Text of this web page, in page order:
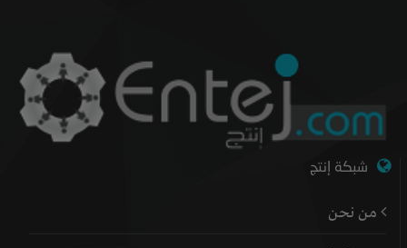
شبكة إنتج
من نحن